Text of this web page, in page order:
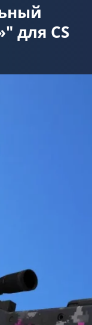
для CS